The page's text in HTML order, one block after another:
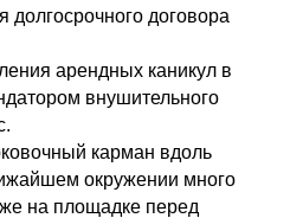
долгосрочного договора
арендных каникул в
внушительного
карман вдоль
окружении много
на площадке перед